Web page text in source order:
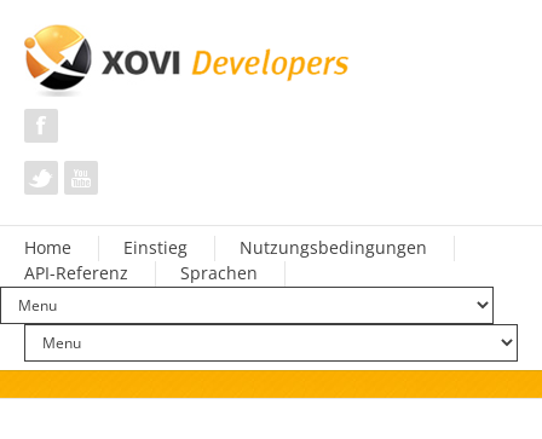
Home Einstieg
Nutzungsbedingungen
API-Referenz
Sprachen